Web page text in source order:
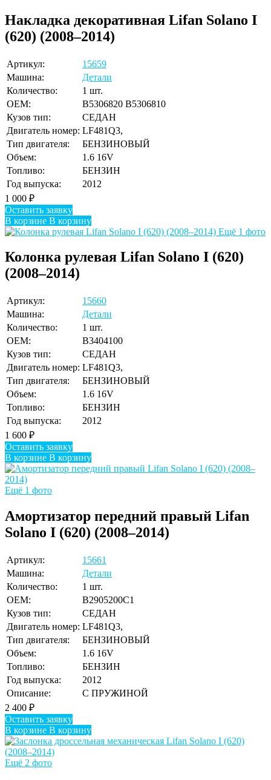
Накладка декоративная Lifan Solano I
(620) (2008–2014)
Артикул:
15659
Машина:
Детали
Количество:
1 шт.
OEM:
B5306820 B5306810
Кузов тип:
СЕДАН
Двигатель номер: LF481Q3,
Тип двигателя:
БЕНЗИНОВЫЙ
Объем:
1.6 16V
Топливо:
БЕНЗИН
Год выпуска:
2012
1 000 ₽
Оставить заявку
В корзине В корзину
Ещё 1 фото
Колонка рулевая Lifan Solano I (620)
(2008–2014)
Артикул:
15660
Машина:
Детали
Количество:
1 шт.
OEM:
B3404100
Кузов тип:
СЕДАН
Двигатель номер: LF481Q3,
Тип двигателя:
БЕНЗИНОВЫЙ
Объем:
1.6 16V
Топливо:
БЕНЗИН
Год выпуска:
2012
1 600 ₽
Оставить заявку
В корзине В корзину
Ещё 1 фото
Амортизатор передний правый Lifan
Solano I (620) (2008–2014)
Артикул:
15661
Машина:
Детали
Количество:
1 шт.
OEM:
B2905200C1
Кузов тип:
СЕДАН
Двигатель номер: LF481Q3,
Тип двигателя:
БЕНЗИНОВЫЙ
Объем:
1.6 16V
Топливо:
БЕНЗИН
Год выпуска:
2012
Описание:
С ПРУЖИНОЙ
2 400 ₽
Оставить заявку
В корзине В корзину
Ещё 2 фото